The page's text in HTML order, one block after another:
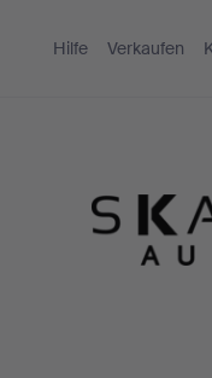
Hilfe Verkaufen